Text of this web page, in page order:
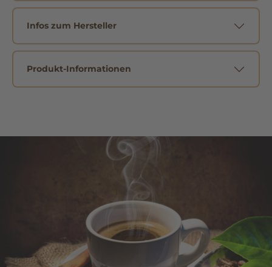
Infos zum Hersteller
Produkt-Informationen